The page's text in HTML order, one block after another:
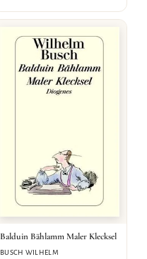
Balduin Bählamm Maler Klecksel
BUSCH WILHELM